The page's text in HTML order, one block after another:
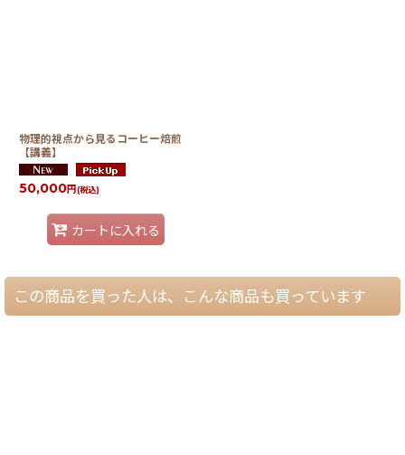
物理的視点から見るコーヒー焙煎
【講義】
50,000円(税込)
カートに入れる
この商品を買った人は、こんな商品も買っています